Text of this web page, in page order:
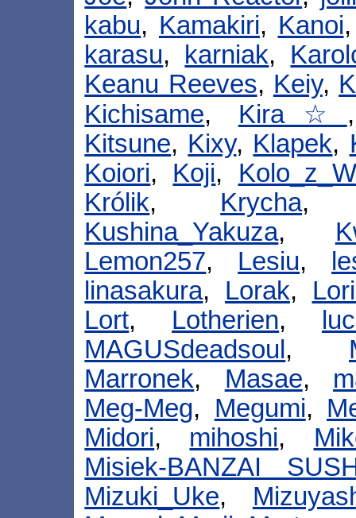
kabu, Kamakiri, Kanoi
karasu, karniak,
Keanu Reeves, Keiy,
Kichisame, Kira☆
Kitsune, Kixy, Klapek,
Koiori, Koji,
Królik, Krycha
Kushina_Yakuza,
Lemon257, Lesiu,
linasakura, Lorak,
Lort, Lotherien,
MAGUSdeadsoul ,
Marronek, Masae,
Meg-Meg, Megumi,
Midori, mihoshi,
Misiek-BANZAI
Mizuki_Uke,